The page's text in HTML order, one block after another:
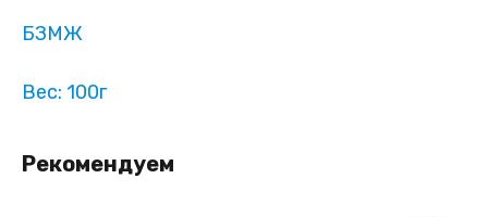
БЗМЖ
Вес: 100г
Рекомендуем